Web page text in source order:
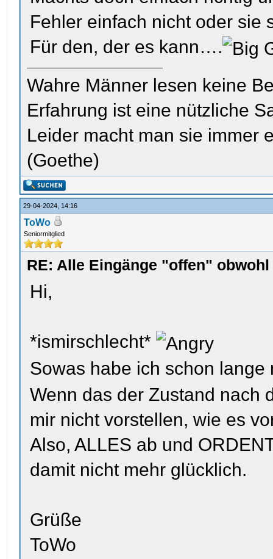
Fehler einfach nicht oder sie
Für den, der es kann….
Wahre Männer lesen keine
Erfahrung ist eine nützliche
Leider macht man sie immer
(Goethe)
29-04-2024, 14:16
ToWo
Seniormitglied
RE: Alle Eingänge "offen"
Hi,
*ismirschlecht*
Sowas habe ich schon
Wenn das der Zustand nach
mir nicht vorstellen, wie es
Also, ALLES ab und
damit nicht mehr glücklich.
Grüße
ToWo